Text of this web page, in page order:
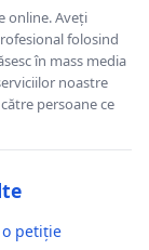
online. Aveți
folosind
în mass media
noastre
persoane ce
petiție